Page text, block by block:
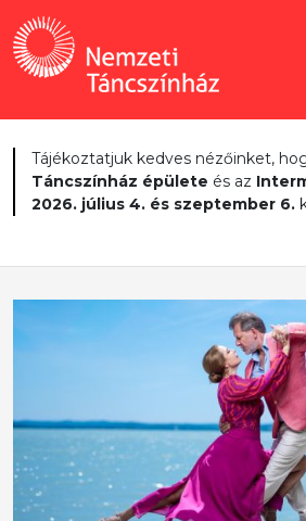
Tájékoztatjuk kedves nézőinket,
Táncszínház épülete és az
2026. július 4. és szeptember 6.